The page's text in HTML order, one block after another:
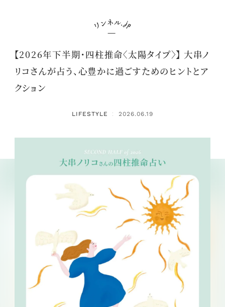
【2026年下半期・四柱推命〈太陽タイプ〉】 大串ノ
リコさんが占う、心豊かに過ごすためのヒントとア
クション
LIFESTYLE ： 2026.06.19